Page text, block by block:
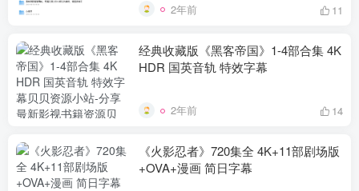
2年前 11
经典收藏版《黑客帝国》1-4部合集 4K
HDR 国英音轨 特效字幕
2年前 14
《火影忍者》720集全 4K+11部剧场版
+OVA+漫画 简日字幕